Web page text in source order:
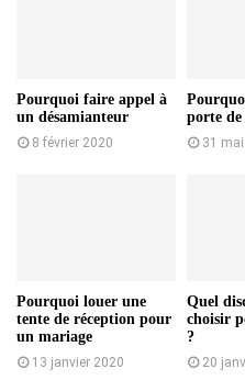
Pourquoi faire appel à
un désamianteur
8 février 2020
porte de
31
Pourquoi louer une
tente de réception pour
un mariage
13 janvier 2020
Quel
choisir
?
20